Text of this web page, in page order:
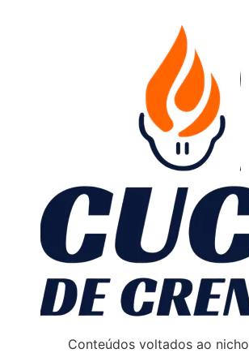
Conteúdos voltados ao